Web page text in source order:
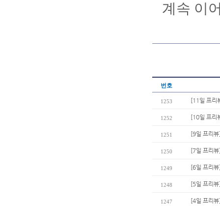
계속 이
번호
1253 [11일 프리
1252 [10일 프리
1251 [9일 프리
1250 [7일 프리
1249 [6일 프리
1248 [5일 프리
1247 [4일 프리